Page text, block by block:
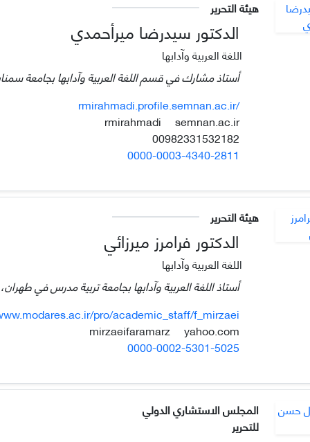
هيئة التحرير
الدكتور سيدرضا ميرأحمدي
اللغة العربية وآدابها
أستاذ مشارك في قسم اللغة العربية وآدابها بجامعة
rmirahmadi.profile.semnan.ac.ir/
rmirahmadi
semnan.ac.ir
0000-0003-4340-2811
هيئة التحرير
الدكتور فرامرز ميرزائي
اللغة العربية وآدابها
أستاذ اللغة العربية وآدابها بجامعة تربية مدرس في طهران،
pro/academic_staff/f_mirzaei
yahoo.com
0000-0002-5301-5025
المجلس الاستشاري الدولي
للتحرير